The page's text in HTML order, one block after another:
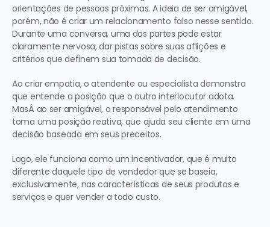
orientações de pessoas próximas. A ideia de ser amigável,
porém, não é criar um relacionamento falso nesse sentido.
Durante uma conversa, uma das partes pode estar
claramente nervosa, dar pistas sobre suas aflições e
critérios que definem sua tomada de decisão.
Ao criar empatia, o atendente ou especialista demonstra
que entende a posição que o outro interlocutor adota.
MasÂ ao ser amigável, o responsável pelo atendimento
toma uma posição reativa, que ajuda seu cliente em uma
decisão baseada em seus preceitos.
Logo, ele funciona como um incentivador, que é muito
diferente daquele tipo de vendedor que se baseia,
exclusivamente, nas características de seus produtos e
serviços e quer vender a todo custo.